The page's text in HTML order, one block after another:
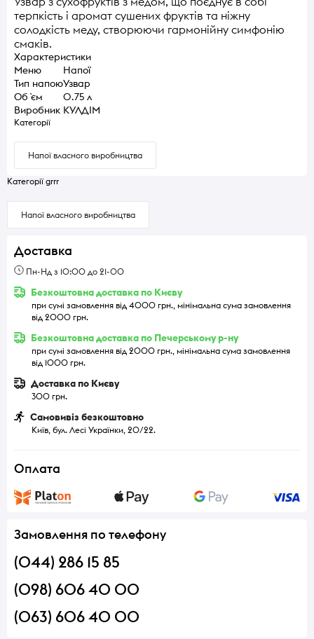
терпкість і аромат сушених фруктів та ніжну
солодкість меду, створюючи гармонійну симфонію
смаків.
Характеристики
Меню
Напої
Тип напоюУзвар
Об `єм
0.75 л
Виробник КУЛДІМ
Категорії
Напої власного виробництва
Категорії grrr
Напої власного виробництва
Доставка
Пн-Нд з 10:00 до 21-00
Безкоштовна доставка по Києву
при сумі замовлення від 4000 грн., мінімальна сума замовлення
від 2000 грн.
Безкоштовна доставка по Печерському р-ну
при сумі замовлення від 2000 грн., мінімальна сума замовлення
від 1000 грн.
Доставка по Києву
300 грн.
Самовивіз безкоштовно
Київ, бул. Лесі Українки, 20/22.
Оплата
Замовлення по телефону
(044) 286 15 85
(098) 606 40 00
(063) 606 40 00